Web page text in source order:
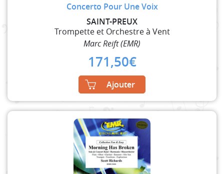
Concerto Pour Une Voix
SAINT-PREUX
Trompette et Orchestre à Vent
Marc Reift (EMR)
171,50€
Ajouter